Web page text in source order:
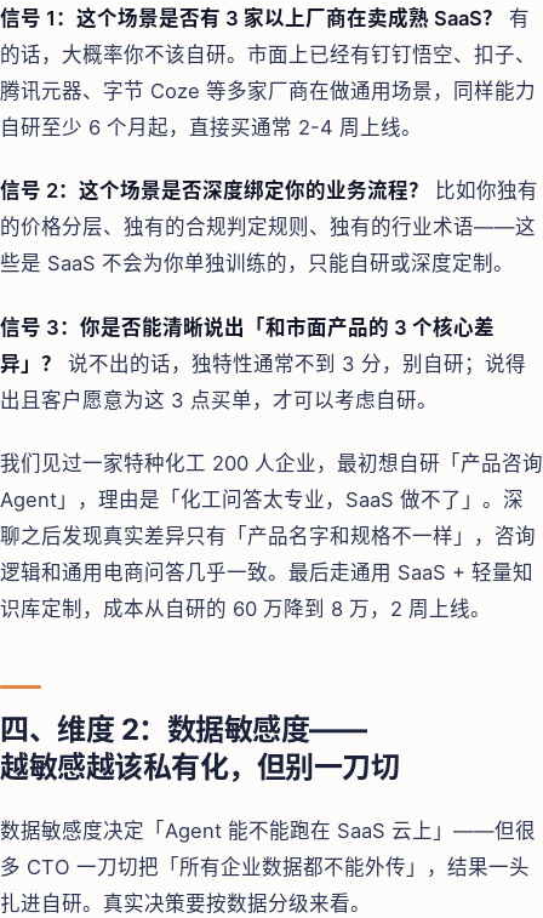
信号 1：这个场景是否有 3 家以上厂商在卖成熟 SaaS？
有
的话，大概率你不该自研。市面上已经有钉钉悟空、扣子、
腾讯元器、字节 Coze 等多家厂商在做通用场景，同样能力
自研至少 6 个月起，直接买通常 2-4 周上线。
信号 2：这个场景是否深度绑定你的业务流程？
比如你独有
的价格分层、独有的合规判定规则、独有的行业术语——这
些是 SaaS 不会为你单独训练的，只能自研或深度定制。
信号 3：你是否能清晰说出「和市面产品的 3 个核心差
异」？
说不出的话，独特性通常不到 3 分，别自研；说得
出且客户愿意为这 3 点买单，才可以考虑自研。
我们见过一家特种化工 200 人企业，最初想自研「产品咨询
Agent」，理由是「化工问答太专业，SaaS 做不了」。深
聊之后发现真实差异只有「产品名字和规格不一样」，咨询
逻辑和通用电商问答几乎一致。最后走通用 SaaS + 轻量知
识库定制，成本从自研的 60 万降到 8 万，2 周上线。
四、维度 2：数据敏感度——
越敏感越该私有化，但别一刀切
数据敏感度决定「Agent 能不能跑在 SaaS 云上」——但很
多 CTO 一刀切把「所有企业数据都不能外传」，结果一头
扎进自研。真实决策要按数据分级来看。